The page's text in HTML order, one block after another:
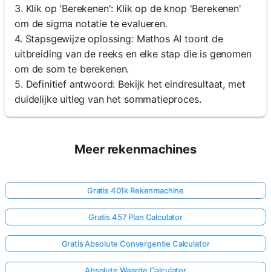
3. Klik op 'Berekenen': Klik op de knop 'Berekenen'
om de sigma notatie te evalueren.
4. Stapsgewijze oplossing: Mathos AI toont de
uitbreiding van de reeks en elke stap die is genomen
om de som te berekenen.
5. Definitief antwoord: Bekijk het eindresultaat, met
duidelijke uitleg van het sommatieproces.
Meer rekenmachines
Gratis 401k Rekenmachine
Gratis 457 Plan Calculator
Gratis Absolute Convergentie Calculator
Absolute Waarde Calculator